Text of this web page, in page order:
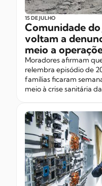
15 DE JULHO
Comunidade
voltam a
meio a
Moradores afirmam
relembra episódio de
famílias ficaram
meio à crise sanitária